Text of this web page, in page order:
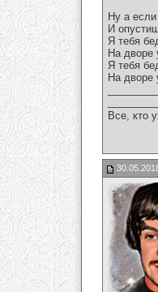
Ну а
И
Я тебя
На дворе
Я тебя
На дворе
Все, кто